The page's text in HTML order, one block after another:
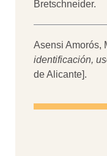
Bretschneider.
Asensi Amorós,
identificación,
de Alicante].